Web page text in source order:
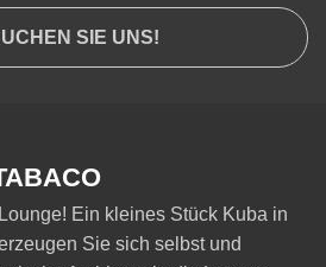
SIE UNS!
Ein kleines Stück Kuba in
Sie sich selbst und